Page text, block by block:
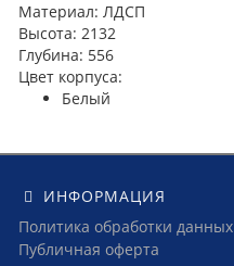
Материал: ЛДСП
Высота: 2132
Глубина: 556
Цвет корпуса:
Белый
ИНФОРМАЦИЯ
Политика обработки данных
Публичная оферта